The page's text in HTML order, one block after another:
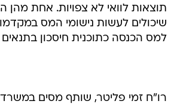
תוצאות לוואי לא צפויות. אחת מהן
שיכולים לעשות נישומי המס
למס הכנסה כתוכנית חיסכון
רו"ח זמי פליטר, שותף מסים